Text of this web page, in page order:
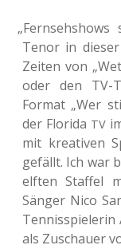
„
Tenor in
Zeiten von
oder den TV-
Format „Wer
der Flo­ri­da TV
mit krea­ti­ven
gefällt. Ich war
elften Staf­fel
Sänger Nico
Ten­nis­spie­le­rin
als Zuschau­er